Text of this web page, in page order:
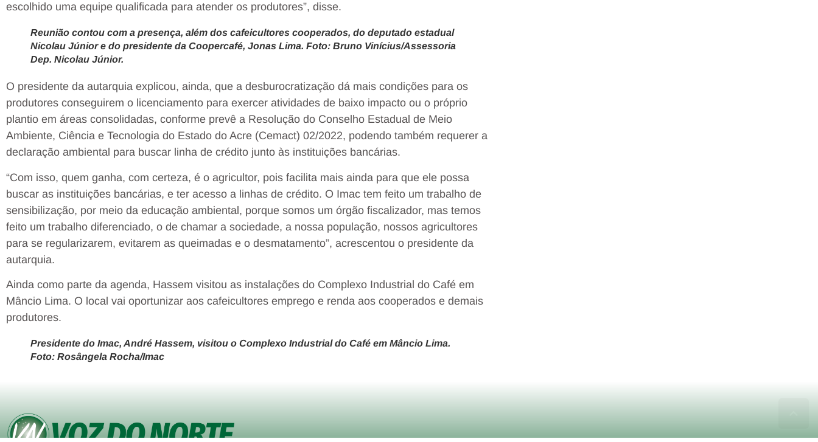
escolhido uma equipe qualificada para atender os produtores”, disse.
Reunião contou com a presença, além dos cafeicultores cooperados, do deputado estadual
Nicolau Júnior e do presidente da Coopercafé, Jonas Lima. Foto: Bruno Vinícius/Assessoria
Dep. Nicolau Júnior.
O presidente da autarquia explicou, ainda, que a desburocratização dá mais condições para os
produtores conseguirem o licenciamento para exercer atividades de baixo impacto ou o próprio
plantio em áreas consolidadas, conforme prevê a Resolução do Conselho Estadual de Meio
Ambiente, Ciência e Tecnologia do Estado do Acre (Cemact) 02/2022, podendo também requerer a
declaração ambiental para buscar linha de crédito junto às instituições bancárias.
“Com isso, quem ganha, com certeza, é o agricultor, pois facilita mais ainda para que ele possa
buscar as instituições bancárias, e ter acesso a linhas de crédito. O Imac tem feito um trabalho de
sensibilização, por meio da educação ambiental, porque somos um órgão fiscalizador, mas temos
feito um trabalho diferenciado, o de chamar a sociedade, a nossa população, nossos agricultores
para se regularizarem, evitarem as queimadas e o desmatamento”, acrescentou o presidente da
autarquia.
Ainda como parte da agenda, Hassem visitou as instalações do Complexo Industrial do Café em
Mâncio Lima. O local vai oportunizar aos cafeicultores emprego e renda aos cooperados e demais
produtores.
Presidente do Imac, André Hassem, visitou o Complexo Industrial do Café em Mâncio Lima.
Foto: Rosângela Rocha/Imac